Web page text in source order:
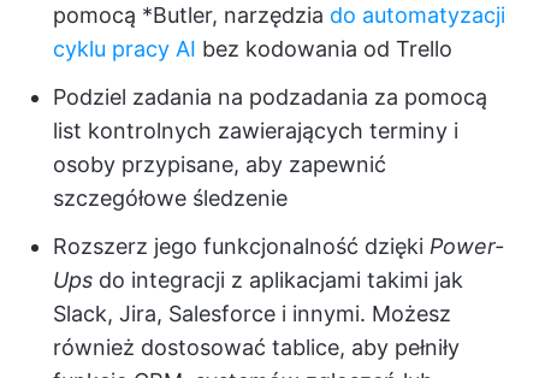
pomocą *Butler, narzędzia do automatyzacji
cyklu pracy AI bez kodowania od Trello
Podziel zadania na podzadania za pomocą
list kontrolnych zawierających terminy i
osoby przypisane, aby zapewnić
szczegółowe śledzenie
Rozszerz jego funkcjonalność dzięki Power-
Ups do integracji z aplikacjami takimi jak
Slack, Jira, Salesforce i innymi. Możesz
również dostosować tablice, aby pełniły